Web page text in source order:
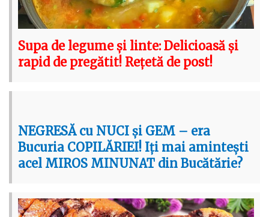
Supa de legume și linte: Delicioasă și
rapid de pregătit! Rețetă de post!
NEGRESĂ cu NUCI și GEM – era
Bucuria COPILĂRIEI! Iți mai amintești
acel MIROS MINUNAT din Bucătărie?